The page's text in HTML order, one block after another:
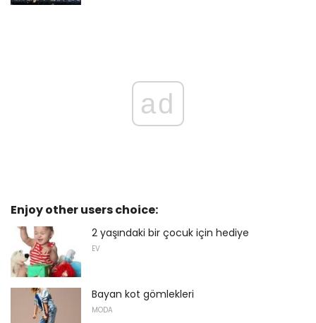
ad
Enjoy other users choice:
2 yaşındaki bir çocuk için hediye
EV
Bayan kot gömlekleri
MODA